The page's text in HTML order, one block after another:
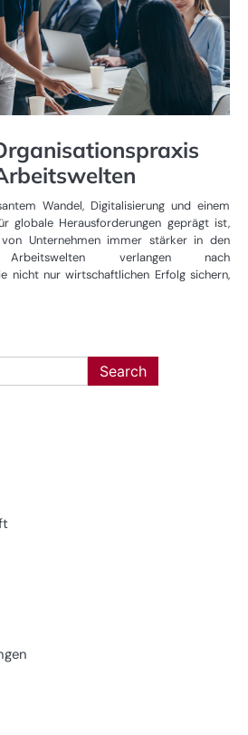
Wandel, Digitalisierung und einem
globale Herausforderungen geprägt ist,
Unternehmen immer stärker in den
verlangen nach
nicht nur wirtschaftlichen Erfolg sichern,